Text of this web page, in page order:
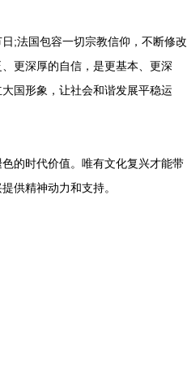
;法国包容一切宗教信仰，不断修改
更深厚的自信，是更基本、更深
国形象，让社会和谐发展平稳运
的时代价值。唯有文化复兴才能带
供精神动力和支持。